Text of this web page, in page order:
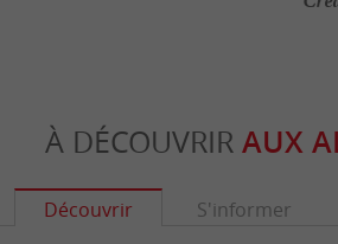
À DÉCOUVRIR AUX
Découvrir S'informer